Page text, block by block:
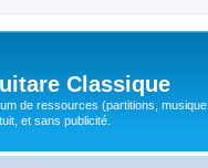
Classique
de ressources (partitions,
et sans publicité.